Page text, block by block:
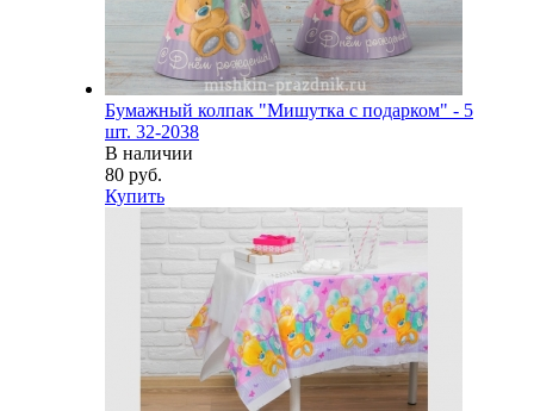
Бумажный колпак "Мишутка с подарком" - 5
шт. 32-2038
В наличии
80 руб.
Купить